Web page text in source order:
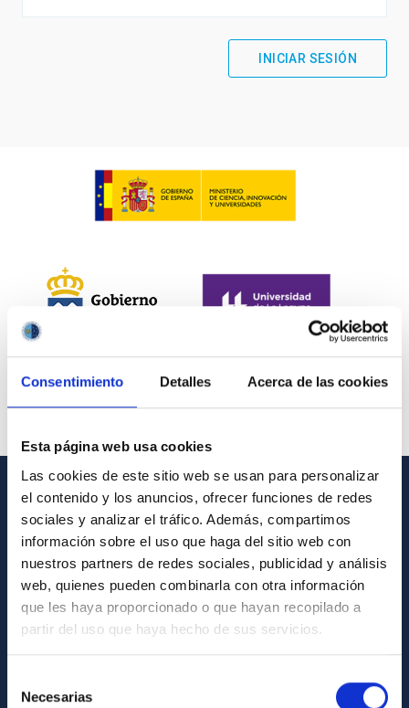
Consentimiento Detalles Acerca de las cookies
Esta página web usa cookies
Las cookies de este sitio web se usan para personalizar
el contenido y los anuncios, ofrecer funciones de redes
sociales y analizar el tráfico. Además, compartimos
información sobre el uso que haga del sitio web con
nuestros partners de redes sociales, publicidad y análisis
web, quienes pueden combinarla con otra información
que les haya proporcionado o que hayan recopilado a
partir del uso que haya hecho de sus servicios.
Necesarias
INFORMACIÓN GENERAL
Contacto
Cómo llegar al IAC
Directorio de personal
Biblioteca